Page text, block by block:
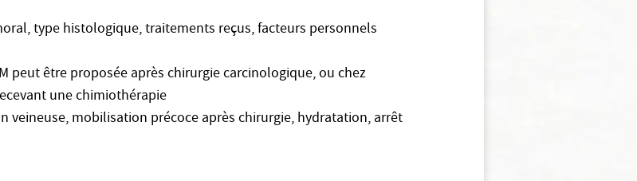
type histologique, traitements reçus, facteurs personnels
peut être proposée après chirurgie carcinologique, ou chez
une chimiothérapie
veineuse, mobilisation précoce après chirurgie, hydratation, arrêt